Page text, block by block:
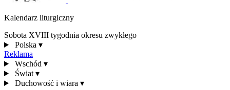
Kalendarz liturgiczny
Sobota XVIII tygodnia okresu zwykłego
Polska ▾
Reklama
Wschód ▾
Świat ▾
Duchowość i wiara ▾